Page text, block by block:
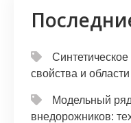
свойства и
Модельный
внедорожников: